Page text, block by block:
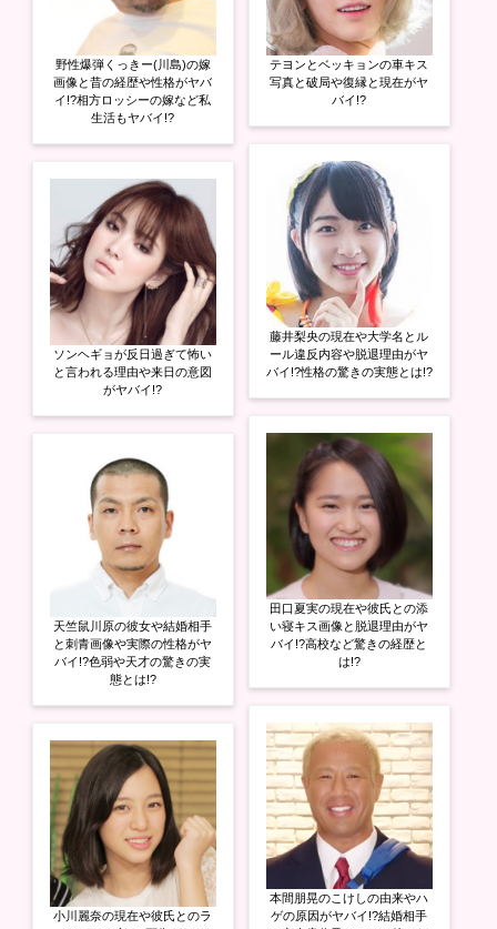
野性爆弾くっきー(川島)の嫁
画像と昔の経歴や性格がヤバ
イ!?相方ロッシーの嫁など私
生活もヤバイ!?
ソンヘギョが反日過ぎて怖い
と言われる理由や来日の意図
がヤバイ!?
天竺鼠川原の彼女や結婚相手
と刺青画像や実際の性格がヤ
バイ!?色弱や天才の驚きの実
態とは!?
小川麗奈の現在や彼氏とのラ
テヨンとベッキョンの車キス
写真と破局や復縁と現在がヤ
バイ!?
藤井梨央の現在や大学名とル
ール違反内容や脱退理由がヤ
バイ!?性格の驚きの実態とは!?
田口夏実の現在や彼氏との添
い寝キス画像と脱退理由がヤ
バイ!?高校など驚きの経歴と
は!?
本間朋晃のこけしの由来やハ
ゲの原因がヤバイ!?結婚相手